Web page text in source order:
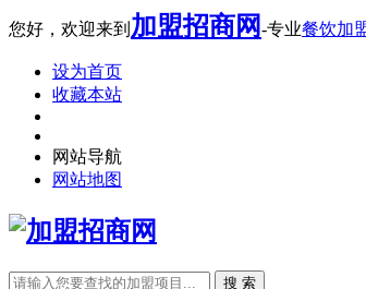
您好，欢迎来到 加盟招商网 -专业餐饮加
设为首页
收藏本站
网站导航
网站地图